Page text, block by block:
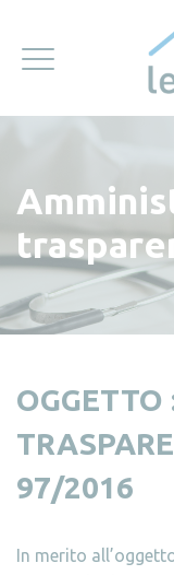
OGGETTO
97/2016
In merito